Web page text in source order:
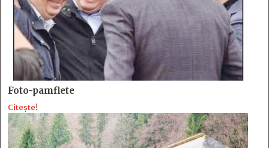
Foto-pamflete
Citește!